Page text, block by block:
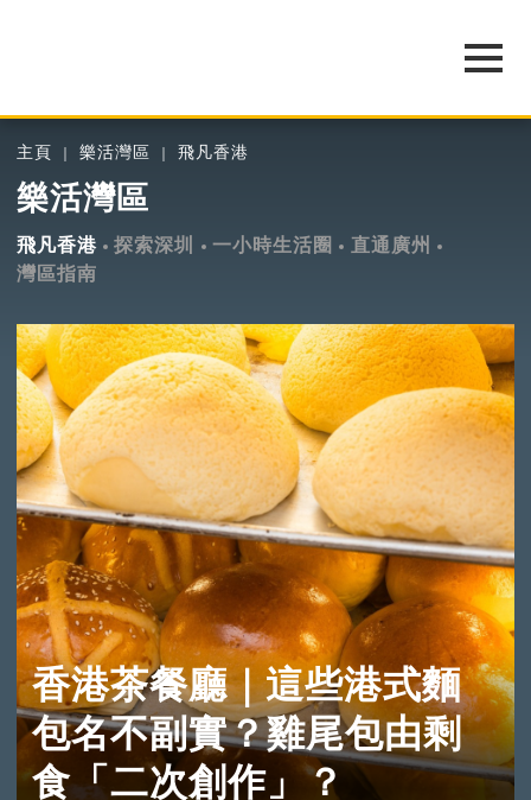
主頁 樂活灣區 飛凡香港
樂活灣區
飛凡香港 探索深圳 一小時生活圈
直通廣州
灣區指南
香港茶餐廳｜這些港式麵
包名不副實？雞尾包由剩
食「二次創作」？